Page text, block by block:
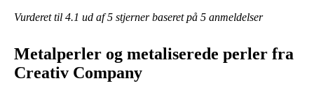
Vurderet til 4.1 ud af 5 stjerner baseret på 5 anmeldelser
Metalperler og metaliserede perler fra
Creativ Company